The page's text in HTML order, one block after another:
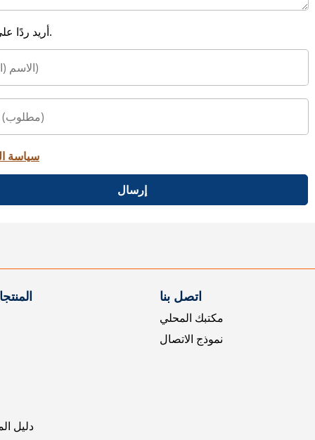
أريد ردًا على رأيي.
سياسة
إرسال
اتصل بنا
مكتبك المحلي
نموذج الاتصال
دليل